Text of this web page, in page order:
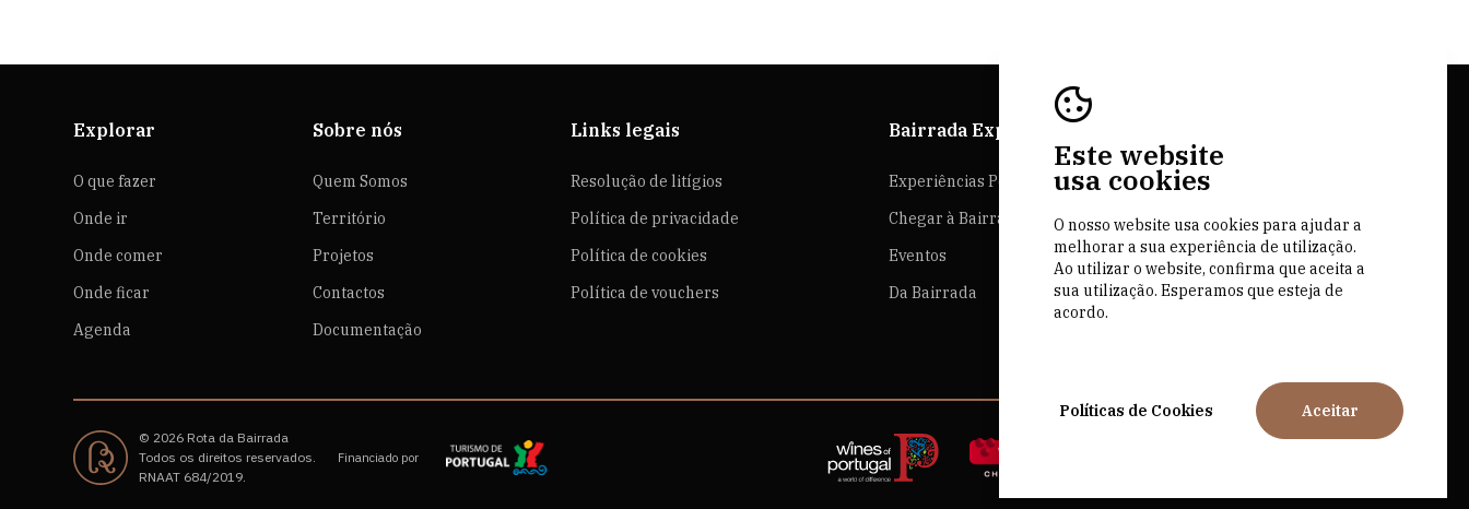
Este website
usa cookies
O nosso website usa cookies para ajudar a
melhorar a sua experiência de utilização.
Ao utilizar o website, confirma que aceita a
sua utilização. Esperamos que esteja de
acordo.
Políticas de Cookies Aceitar
Explorar
O que fazer
Onde ir
Onde comer
Onde ficar
Agenda
Sobre nós
Quem Somos
Território
Projetos
Contactos
Documentação
Links legais
Resolução de litígios
Política de privacidade
Política de cookies
Política de vouchers
Bairrada Explorer
Experiências Personalizadas
Chegar à Bairrada
Eventos
Da Bairrada
Loja bairrada
CVR Bairrada
© 2026 Rota da Bairrada
Todos os direitos reservados.
RNAAT 684/2019.
Financiado por